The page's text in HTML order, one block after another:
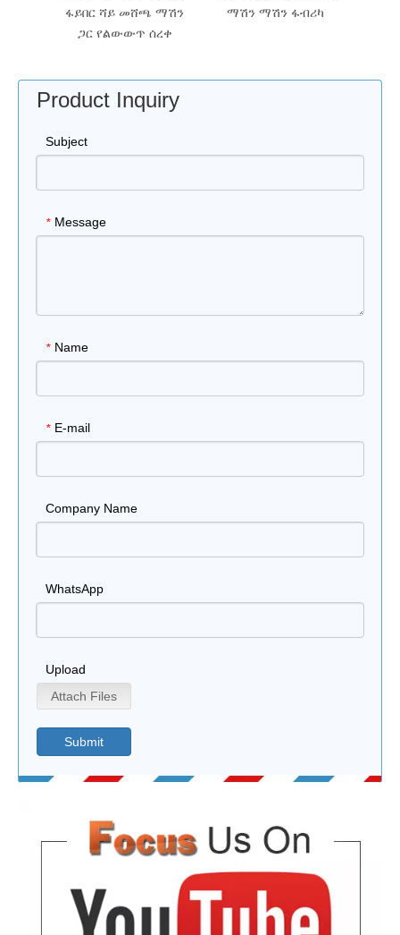
ፋይበር ሻይ መሸጫ ማሽን
ጋር የልውውጥ ሰረቀ
ማሽን ማሽን ፋብሪካ
Product Inquiry
Subject
* Message
* Name
* E-mail
Company Name
WhatsApp
Upload
Attach Files
Submit